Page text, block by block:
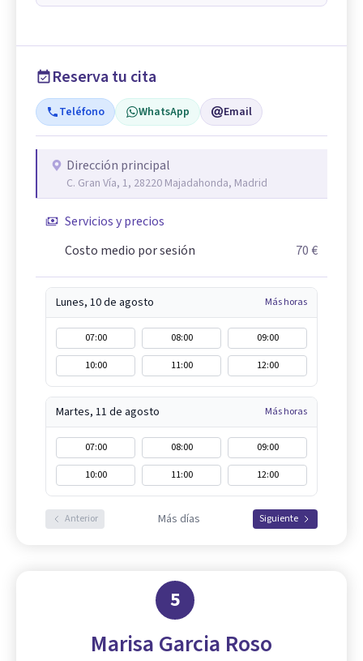
Reserva tu cita
Teléfono WhatsApp Email
Dirección principal
C. Gran Vía, 1, 28220 Majadahonda, Madrid
Servicios y precios
Costo medio por sesión
70 €
Lunes, 10 de agosto Más horas
07:00 08:00
09:00
10:00
11:00 12:00
Martes, 11 de agosto Más horas
07:00 08:00
09:00
10:00
11:00 12:00
Anterior Más días Siguiente
5
Marisa Garcia Roso